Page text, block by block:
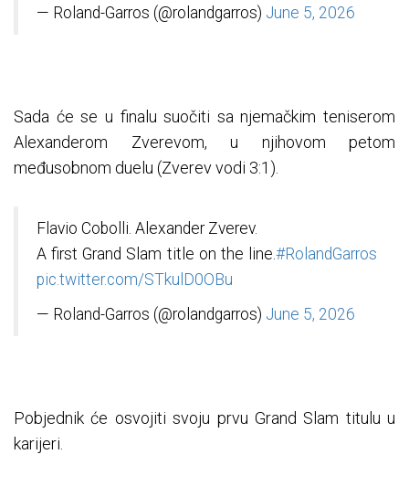
— Roland-Garros (@rolandgarros) June 5, 2026
Sada će se u finalu suočiti sa njemačkim teniserom
Alexanderom Zverevom, u njihovom petom
međusobnom duelu (Zverev vodi 3:1).
Flavio Cobolli. Alexander Zverev.
A first Grand Slam title on the line.#RolandGarros
pic.twitter.com/STkulD0OBu
— Roland-Garros (@rolandgarros) June 5, 2026
Pobjednik će osvojiti svoju prvu Grand Slam titulu u
karijeri.